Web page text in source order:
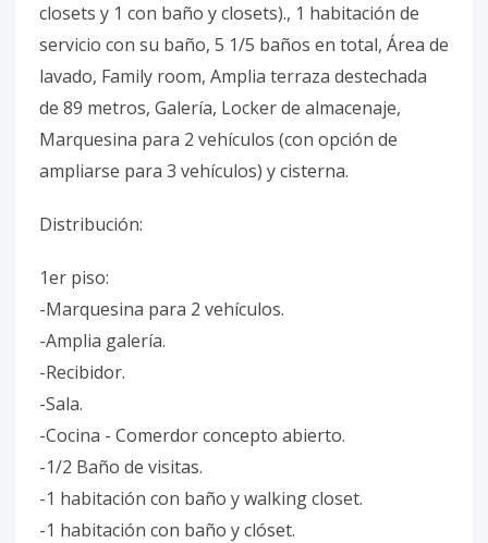
closets y 1 con baño y closets)., 1 habitación de
servicio con su baño, 5 1/5 baños en total, Área de
lavado, Family room, Amplia terraza destechada
de 89 metros, Galería, Locker de almacenaje,
Marquesina para 2 vehículos (con opción de
ampliarse para 3 vehículos) y cisterna.
Distribución:
1er piso:
-Marquesina para 2 vehículos.
-Amplia galería.
-Recibidor.
-Sala.
-Cocina - Comerdor concepto abierto.
-1/2 Baño de visitas.
-1 habitación con baño y walking closet.
-1 habitación con baño y clóset.